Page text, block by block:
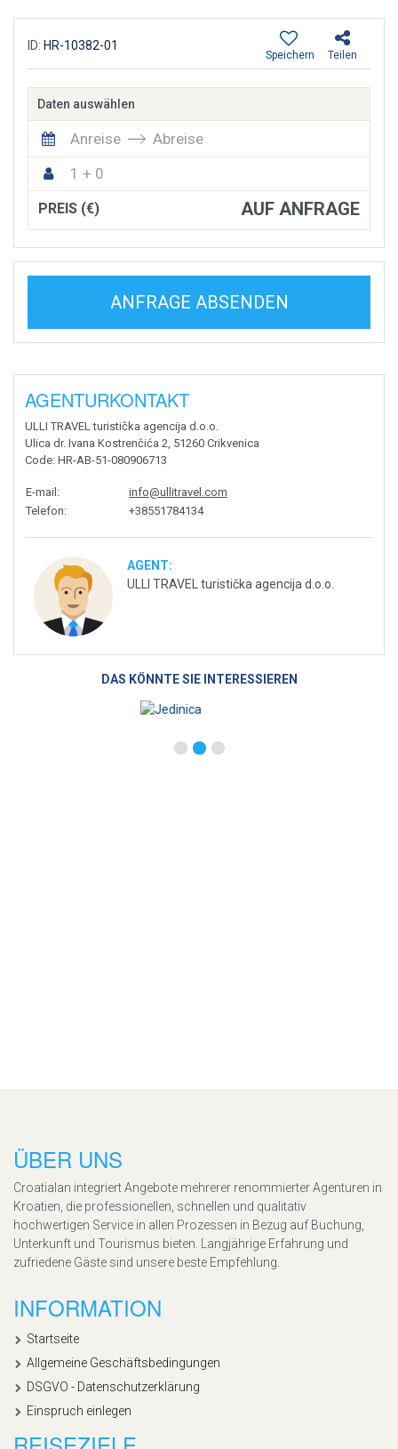
ID: HR-10382-01
Teilen
Speichern
Daten auswählen
Anreise
Abreise
1 + 0
PREIS (€) AUF ANFRAGE
ANFRAGE ABSENDEN
AGENTURKONTAKT
ULLI TRAVEL turistička agencija d.o.o.
Ulica dr. Ivana Kostrenčića 2, 51260 Crikvenica
Code: HR-AB-51-080906713
E-mail :
info@ullitravel.com
Telefon: +38551784134
AGENT:
ULLI TRAVEL turistička agencija d.o.o.
DAS KÖNNTE SIE INTERESSIEREN
ÜBER UNS
Croatialan integriert Angebote mehrerer renommierter Agenturen in
Kroatien, die professionellen, schnellen und qualitativ
hochwertigen Service in allen Prozessen in Bezug auf Buchung,
Unterkunft und Tourismus bieten. Langjährige Erfahrung und
zufriedene Gäste sind unsere beste Empfehlung.
INFORMATION
Startseite
Allgemeine Geschäftsbedingungen
DSGVO - Datenschutzerklärung
Einspruch einlegen